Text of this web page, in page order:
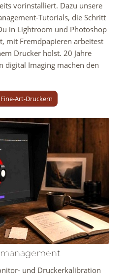
vorinstalliert. Dazu unsere
Tutorials, die Schritt
in Lightroom und Photoshop
mit Fremdpapieren arbeitest
Drucker holst. 20 Jahre
digital Imaging machen den
Art-Druckern
und Druckerkalibration